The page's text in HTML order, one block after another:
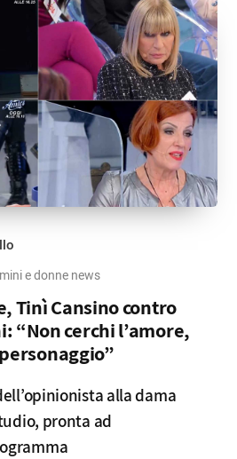
e donne news
Tinì Cansino contro
“Non cerchi l’amore,
alla dama
pronta ad